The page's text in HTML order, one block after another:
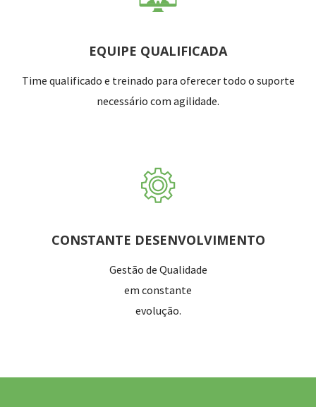
EQUIPE QUALIFICADA
Time qualificado e treinado para oferecer todo o suporte
necessário com agilidade.
CONSTANTE DESENVOLVIMENTO
Gestão de Qualidade
em constante
evolução.